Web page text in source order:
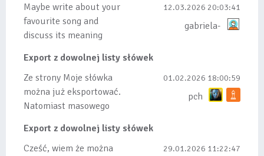
Maybe write about your
favourite song and
discuss its meaning
12.03.2026 20:03:41
gabriela-
Export z dowolnej listy słówek
Ze strony Moje słówka
można już eksportować.
Natomiast masowego
bo wiąże się...
01.02.2026 18:00:59
pch
Export z dowolnej listy słówek
Cześć, wiem że można
29.01.2026 11:22:47